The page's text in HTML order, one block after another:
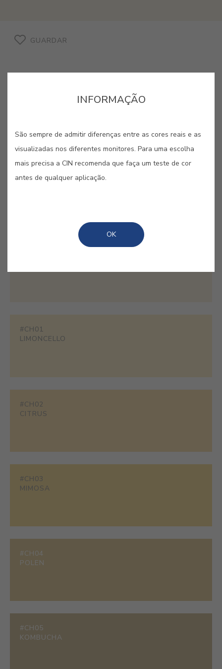
GUARDAR
CORES RELACIONADAS
Dos amarelos vibrantes aos laranjas mais quentes,
esta paleta irradia otimismo e uma energia
#CH01
LIMONCELLO
#CH02
CITRUS
#CH03
MIMOSA
#CH04
POLEN
#CH05
KOMBUCHA
INFORMAÇÃO
São sempre de admitir diferenças entre as cores reais e as
visualizadas nos diferentes monitores. Para uma escolha
mais precisa a CIN recomenda que faça um teste de cor
antes de qualquer aplicação.
OK